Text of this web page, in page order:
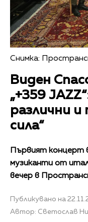
Снимка:
Виден
„+359
различни
сила“
Първият концерт
музиканти от
вечер в
Публикувано на
Автор: Светослав